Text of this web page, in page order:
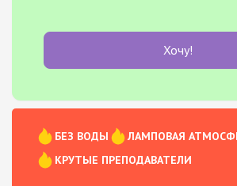
Хочу!
БЕЗ ВОДЫ
ЛАМПОВАЯ
КРУТЫЕ ПРЕПОДАВАТЕЛИ